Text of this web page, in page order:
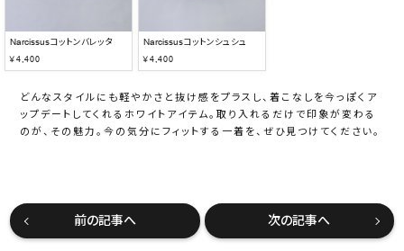
Narcissusコットンバレッタ
￥4,400
Narcissusコットンシュシュ
￥4,400
どんなスタイルにも軽やかさと抜け感をプラスし、着こなしを今っぽくア
ップデートしてくれるホワイトアイテム。取り入れるだけで印象が変わる
のが、その魅力。今の気分にフィットする一着を、ぜひ見つけてください。
前の記事へ 次の記事へ